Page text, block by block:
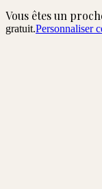
Vous êtes un
gratuit.Personnaliser